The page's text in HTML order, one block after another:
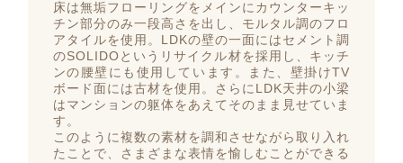
床は無垢フローリングをメインにカウンターキッ
チン部分のみ一段高さを出し、モルタル調のフロ
アタイルを使用。LDKの壁の一面にはセメント調
のSOLIDOというリサイクル材を採用し、キッチ
ンの腰壁にも使用しています。また、壁掛けTV
ボード面には古材を使用。さらにLDK天井の小梁
はマンションの躯体をあえてそのまま見せていま
す。
このように複数の素材を調和させながら取り入れ
たことで、さまざまな表情を愉しむことができる